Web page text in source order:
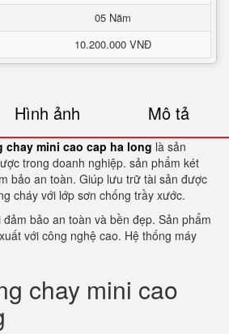
05 Năm
10.200.000 VNĐ
Hình ảnh Mô tả
chay mini cao cap ha long là sản
trong doanh nghiệp. sản phẩm két
bảo an toàn. Giúp lưu trữ tài sản được
cháy với lớp sơn chống trầy xước.
bảo an toàn và bền đẹp. Sản phẩm
với công nghệ cao. Hệ thống máy
chay mini cao